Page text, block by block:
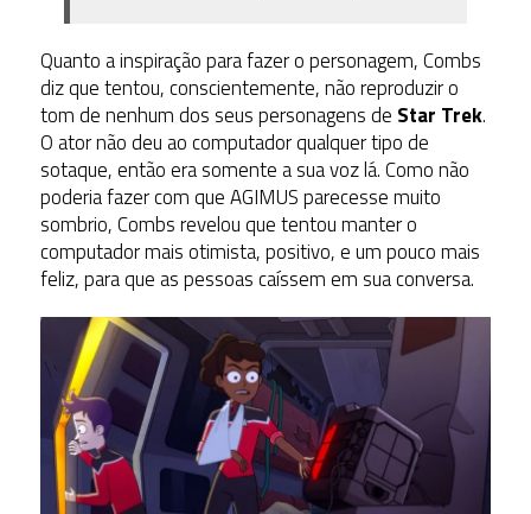
Quanto a inspiração para fazer o personagem, Combs
diz que tentou, conscientemente, não reproduzir o
tom de nenhum dos seus personagens de Star Trek.
O ator não deu ao computador qualquer tipo de
sotaque, então era somente a sua voz lá. Como não
poderia fazer com que AGIMUS parecesse muito
sombrio, Combs revelou que tentou manter o
computador mais otimista, positivo, e um pouco mais
feliz, para que as pessoas caíssem em sua conversa.